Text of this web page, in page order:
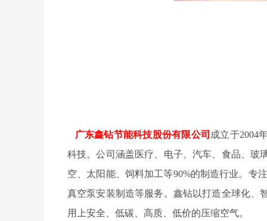
广东鑫钻节能科技股份有限公司 成立于2004
科技。公司涵盖医疗、电子、汽车、食品、玻
空、太阳能、饲料加工等90%的制造行业。专
真空泵安装制造等服务。鑫钻以打造全球化、
用上安全、低碳、高质、低价的压缩空气。